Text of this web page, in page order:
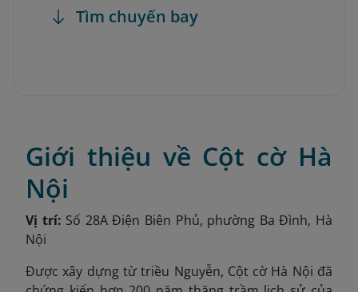
Tìm chuyến bay
Giới thiệu về Cột cờ Hà
Nội
Vị trí: Số 28A Điện Biên Phủ, phường Ba Đình, Hà
Nội
Được xây dựng từ triều Nguyễn, Cột cờ Hà Nội đã